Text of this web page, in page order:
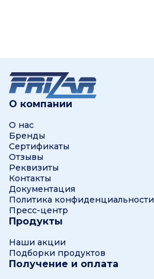
О компании
О нас
Бренды
Сертификаты
Отзывы
Реквизиты
Контакты
Документация
Политика конфиденциальности
Пресс-центр
Продукты
Наши акции
Подборки продуктов
Получение и оплата